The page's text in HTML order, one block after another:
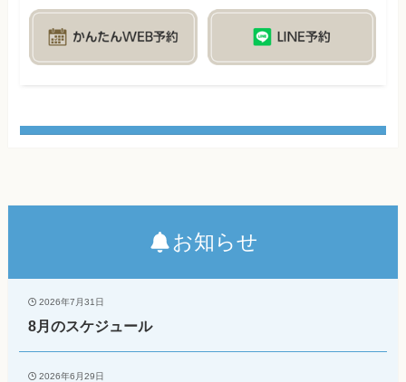
お知らせ
2026年7月31日
8月のスケジュール
2026年6月29日